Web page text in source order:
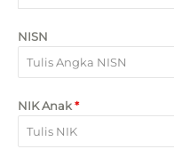
NISN
NIK Anak*